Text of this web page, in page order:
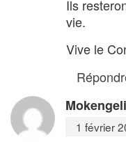
Ils
vie.
Vive le
Mokengeli
1 février